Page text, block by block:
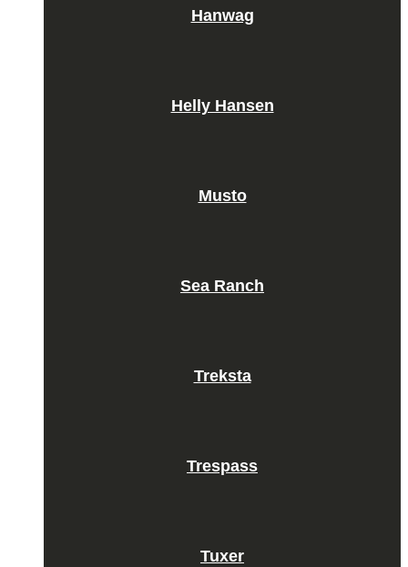
Hanwag
Helly Hansen
Musto
Sea Ranch
Treksta
Trespass
Tuxer